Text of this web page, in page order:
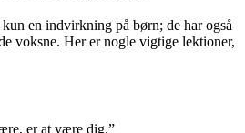
en indvirkning på børn; de har også
voksne. Her er nogle vigtige lektioner,
er at være dig.”